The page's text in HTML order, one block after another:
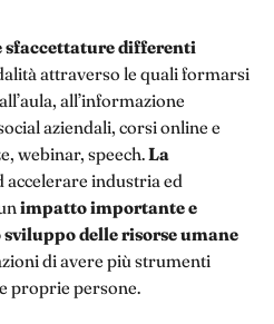
sfaccettature differenti
attraverso le quali formarsi
all’informazione
aziendali, corsi online e
webinar, speech.La
accelerare industria ed
impatto importante e
delle risorse umane
di avere più strumenti
proprie persone.